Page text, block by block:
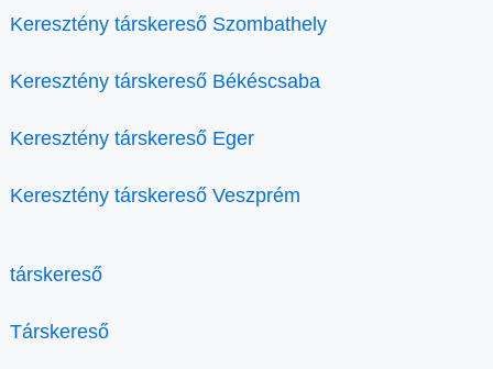
Keresztény társkereső Szombathely
Keresztény társkereső Békéscsaba
Keresztény társkereső Eger
Keresztény társkereső Veszprém
társkereső
Társkereső